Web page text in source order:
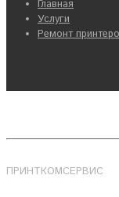
Главная
Услуги
Ремонт
ПРИНТКОМСЕРВИС